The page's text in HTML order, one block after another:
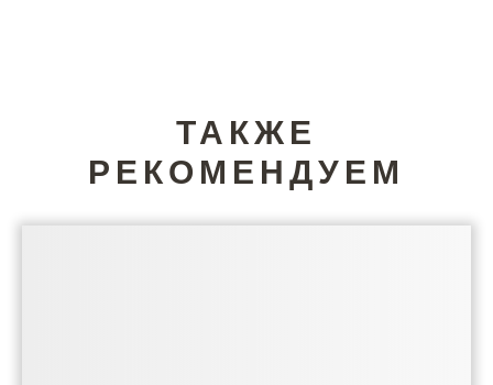
ТАКЖЕ
РЕКОМЕНДУЕМ